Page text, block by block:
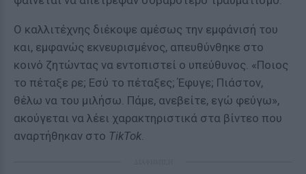
Ο καλλιτέχνης διέκοψε αμέσως την εμφάνισή του
και, εμφανώς εκνευρισμένος, απευθύνθηκε στο
κοινό ζητώντας να εντοπιστεί ο υπεύθυνος. «Ποιος
το πέταξε ρε; Εσύ το πέταξες; Έφυγε; Πιάστον,
θέλω να του μιλήσω. Πάμε, ανεβείτε, εγώ φεύγω»,
ακούγεται να λέει χαρακτηριστικά στα βίντεο που
αναρτήθηκαν στο TikTok.